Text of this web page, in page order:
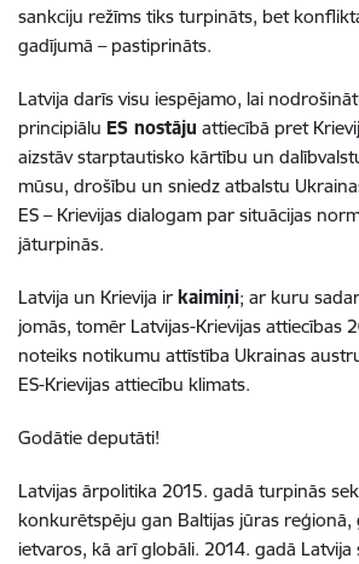
sankciju režīms tiks turpināts, bet
gadījumā – pastiprināts.
Latvija darīs visu iespējamo, lai
principiālu ES nostāju attiecībā pret
aizstāv starptautisko kārtību un
mūsu, drošību un sniedz atbalstu
ES – Krievijas dialogam par situācijas
jāturpinās.
Latvija un Krievija ir kaimiņi; ar kuru
jomās, tomēr Latvijas-Krievijas attiecības
noteiks notikumu attīstība Ukrainas
ES-Krievijas attiecību klimats.
Godātie deputāti!
Latvijas ārpolitika 2015. gadā turpinās
konkurētspēju gan Baltijas jūras reģionā,
ietvaros, kā arī globāli. 2014. gadā